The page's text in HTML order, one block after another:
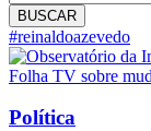
BUSCAR
#reinaldoazevedo
Política